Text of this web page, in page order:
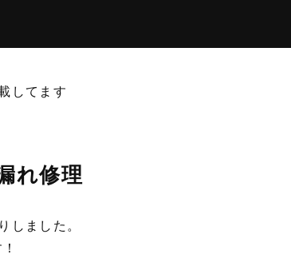
してます
れ修理
ました。